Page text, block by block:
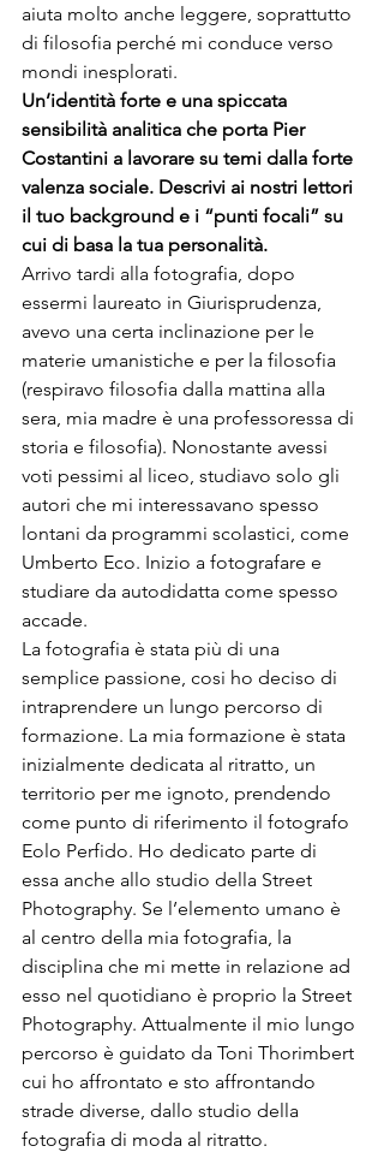
aiuta molto anche leggere, soprattutto
di filosofia perché mi conduce verso
mondi inesplorati.
Un’identità forte e una spiccata
sensibilità analitica che porta Pier
Costantini a lavorare su temi dalla forte
valenza sociale. Descrivi ai nostri lettori
il tuo background e i “punti focali” su
cui di basa la tua personalità.
Arrivo tardi alla fotografia, dopo
essermi laureato in Giurisprudenza,
avevo una certa inclinazione per le
materie umanistiche e per la filosofia
(respiravo filosofia dalla mattina alla
sera, mia madre è una professoressa di
storia e filosofia). Nonostante avessi
voti pessimi al liceo, studiavo solo gli
autori che mi interessavano spesso
lontani da programmi scolastici, come
Umberto Eco. Inizio a fotografare e
studiare da autodidatta come spesso
accade.
La fotografia è stata più di una
semplice passione, cosi ho deciso di
intraprendere un lungo percorso di
formazione. La mia formazione è stata
inizialmente dedicata al ritratto, un
territorio per me ignoto, prendendo
come punto di riferimento il fotografo
Eolo Perfido. Ho dedicato parte di
essa anche allo studio della Street
Photography. Se l’elemento umano è
al centro della mia fotografia, la
disciplina che mi mette in relazione ad
esso nel quotidiano è proprio la Street
Photography. Attualmente il mio lungo
percorso è guidato da Toni Thorimbert
cui ho affrontato e sto affrontando
strade diverse, dallo studio della
fotografia di moda al ritratto.